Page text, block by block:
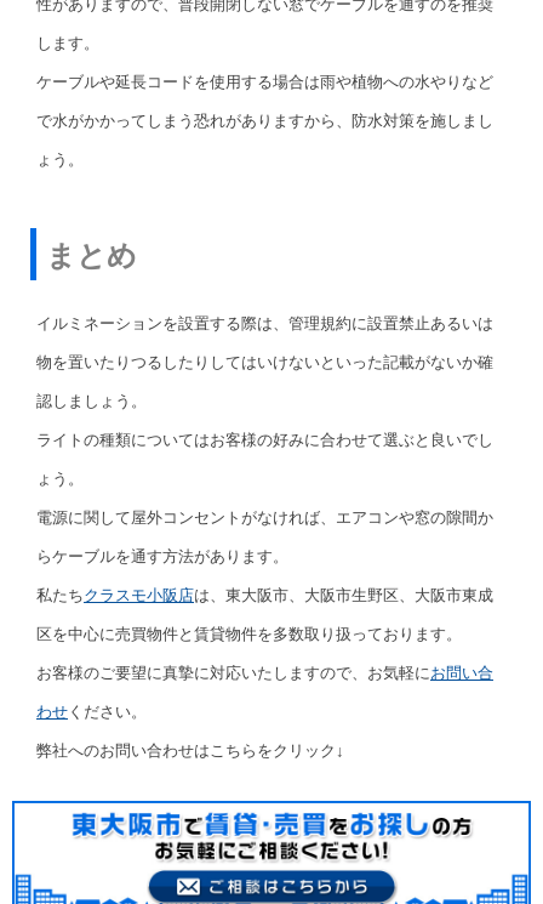
性がありますので、普段開閉しない窓でケーブルを通すのを推奨
します。
ケーブルや延長コードを使用する場合は雨や植物への水やりなど
で水がかかってしまう恐れがありますから、防水対策を施しまし
ょう。
まとめ
イルミネーションを設置する際は、管理規約に設置禁止あるいは
物を置いたりつるしたりしてはいけないといった記載がないか確
認しましょう。
ライトの種類についてはお客様の好みに合わせて選ぶと良いでし
ょう。
電源に関して屋外コンセントがなければ、エアコンや窓の隙間か
らケーブルを通す方法があります。
私たちクラスモ小阪店は、東大阪市、大阪市生野区、大阪市東成
区を中心に売買物件と賃貸物件を多数取り扱っております。
お客様のご要望に真摯に対応いたしますので、お気軽にお問い合
わせ ください。
弊社へのお問い合わせはこちらをクリック↓